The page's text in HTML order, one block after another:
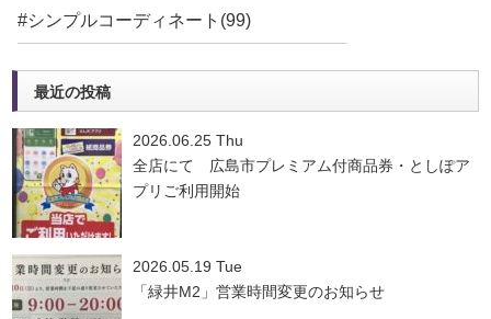
#シンプルコーディネート(99)
最近の投稿
2026.06.25 Thu
全店にて 広島市プレミアム付商品券・としぽア
プリご利用開始
2026.05.19 Tue
「緑井M2」営業時間変更のお知らせ